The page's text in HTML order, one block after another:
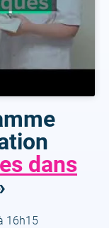
dans
16h15